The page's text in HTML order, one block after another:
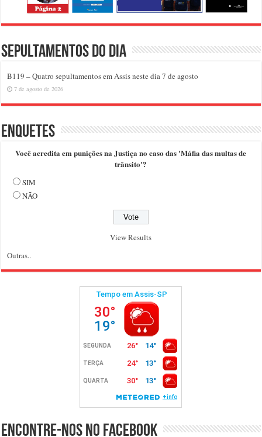
Sepultamentos do dia
B119 – Quatro sepultamentos em Assis neste dia 7 de agosto
7 de agosto de 2026
Enquetes
Você acredita em punições na Justiça no caso das 'Máfia das multas de
trânsito'?
SIM
NÃO
View Results
Outras..
Encontre-nos no Facebook